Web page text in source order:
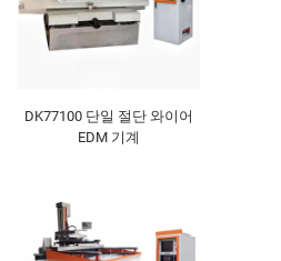
DK77100 단일 절단 와이어
EDM 기계